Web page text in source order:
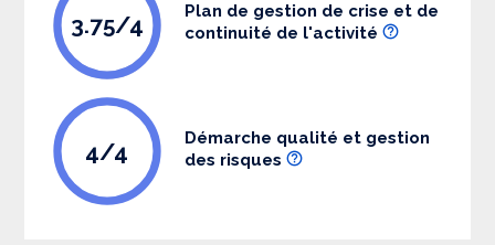
3.75/4
Plan de gestion de crise et de
continuité de l'activité
4/4
Démarche qualité et gestion
des risques